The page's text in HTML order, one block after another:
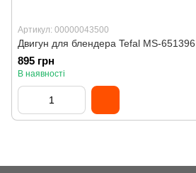
Артикул: 00000043500
Двигун для блендера Tefal MS-
895 грн
В наявності